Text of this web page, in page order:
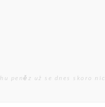
peněz už se dnes skoro nic